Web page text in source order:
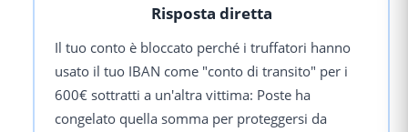
Risposta diretta
Il tuo conto è bloccato perché i truffatori hanno
usato il tuo IBAN come "conto di transito" per i
600€ sottratti a un'altra vittima: Poste ha
congelato quella somma per proteggersi da